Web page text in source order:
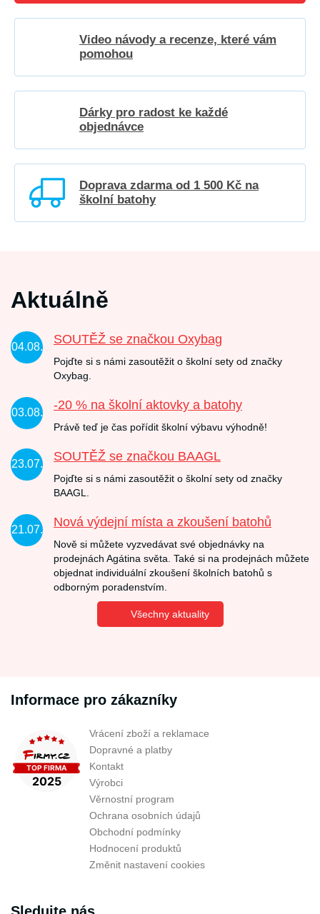
Video návody a recenze, které vám
pomohou
Dárky pro radost ke každé
objednávce
Doprava zdarma od 1 500 Kč na
školní batohy
Aktuálně
04.08.
SOUTĚŽ se značkou Oxybag
Pojďte si s námi zasoutěžit o školní sety od značky
Oxybag.
03.08.
-20 % na školní aktovky a batohy
Právě teď je čas pořídit školní výbavu výhodně!
23.07.
SOUTĚŽ se značkou BAAGL
Pojďte si s námi zasoutěžit o školní sety od značky
BAAGL.
21.07.
Nová výdejní místa a zkoušení batohů
Nově si můžete vyzvedávat své objednávky na
prodejnách Agátina světa. Také si na prodejnách můžete
objednat individuální zkoušení školních batohů s
odborným poradenstvím.
Všechny aktuality
Informace pro zákazníky
Vrácení zboží a reklamace
Dopravné a platby
Kontakt
Výrobci
Věrnostní program
Ochrana osobních údajů
Obchodní podmínky
Hodnocení produktů
Změnit nastavení cookies